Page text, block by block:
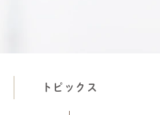
トピックス